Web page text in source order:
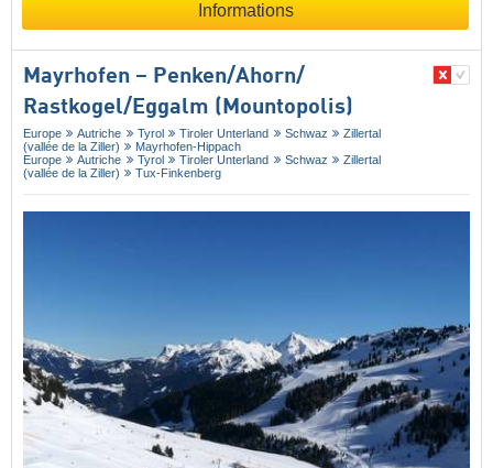
Informations
Mayrhofen – Penken/​Ahorn/​
Rastkogel/​Eggalm (Mountopolis)
Europe Autriche Tyrol Tiroler Unterland Schwaz
Zillertal
(vallée de la Ziller)
Mayrhofen-Hippach
Europe
Autriche Tyrol Tiroler Unterland Schwaz
Zillertal
(vallée de la Ziller)
Tux-Finkenberg